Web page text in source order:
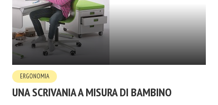
ERGONOMIA
UNA SCRIVANIA A MISURA DI BAMBINO